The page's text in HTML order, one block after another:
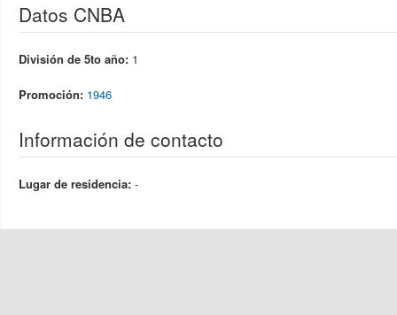
Datos CNBA
División de 5to año: 1
Promoción: 1946
Información de contacto
Lugar de residencia: -